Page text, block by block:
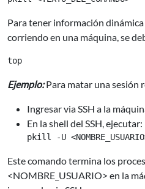
Para tener información
corriendo en una máquina, se
Ejemplo:Para matar una sesión
Ingresar via SSH a la
En la shell del SSH, ejecutar:
Este comando termina los
<NOMBRE_USUARIO> en la